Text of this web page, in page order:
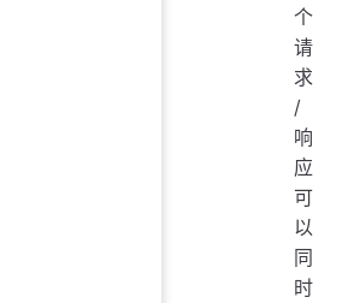
个
请
求
/
响
应
可
以
同
时